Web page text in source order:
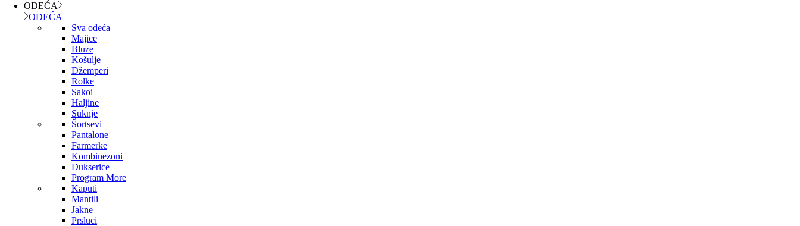
ODEĆA
ODEĆA
Sva odeća
Majice
Bluze
Košulje
Džemperi
Rolke
Sakoi
Haljine
Suknje
Šortsevi
Pantalone
Farmerke
Kombinezoni
Dukserice
Program More
Kaputi
Mantili
Jakne
Prsluci